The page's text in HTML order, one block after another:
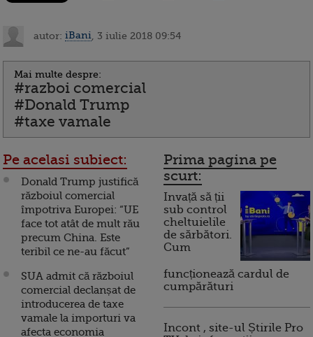
autor: iBani , 3 iulie 2018 09:54
Mai multe despre:
#razboi comercial
#Donald Trump
#taxe vamale
Pe acelasi subiect:
Donald Trump justifică
războiul comercial
împotriva Europei: “UE
face tot atât de mult rău
precum China. Este
teribil ce ne-au făcut”
SUA admit că războiul
comercial declanșat de
introducerea de taxe
vamale la importuri va
afecta economia
Prima pagina pe
scurt:
Invață să ții
sub control
cheltuielile
de sărbători.
Cum
funcționează cardul de
cumpărături
Incont , site-ul Știrile Pro